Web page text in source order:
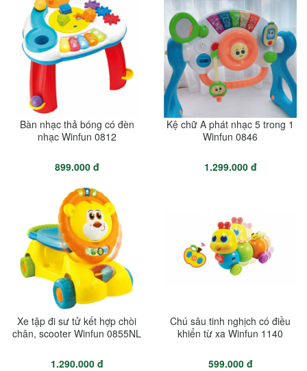
Bàn nhạc thả bóng có đèn
nhạc Winfun 0812
899.000 đ
Kệ chữ A phát nhạc 5 trong 1
Winfun 0846
1.299.000 đ
Xe tập đi sư tử kết hợp chòi
chân, scooter Winfun 0855NL
1.290.000 đ
Chú sâu tinh nghịch có điều
khiển từ xa Winfun 1140
599.000 đ